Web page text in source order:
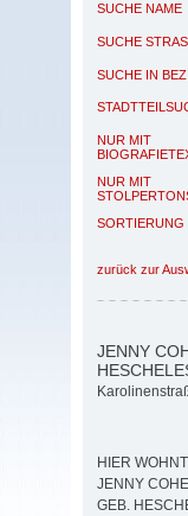
SUCHE NAME
SUCHE
SUCHE IN
NUR MIT
NUR MIT
SORTIERUNG
zurück zur
JENNY
HIER
JENNY
GEB.